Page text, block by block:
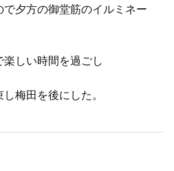
夕方の御堂筋のイルミネー
しい時間を過ごし
梅田を後にした。